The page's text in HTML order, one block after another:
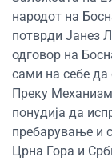
народот на
потврди Јанез
одговор на
сами на себе да
Преку
понудија да
пребарување и
Црна Гора и